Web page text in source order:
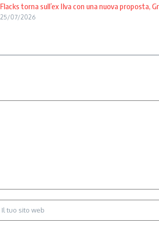
Flacks torna sull’ex Ilva con una nuova proposta,
25/07/2026